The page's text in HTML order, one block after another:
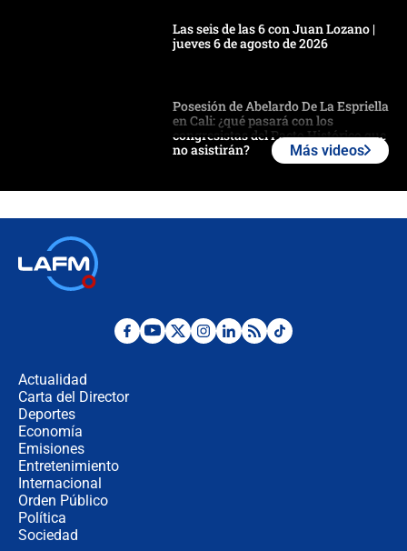
Las seis de las 6 con Juan Lozano |
jueves 6 de agosto de 2026
Posesión de Abelardo De La Espriella
en Cali: ¿qué pasará con los
congresistas del Pacto Histórico que
no asistirán?
crece el pulso por la elección del
¿Por qué De la Espriella gobernará
Más videos
Actualidad
Carta del Director
Deportes
Economía
Emisiones
Entretenimiento
Internacional
Orden Público
Política
Sociedad